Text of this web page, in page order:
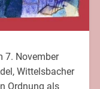
7. November
Wittelsbacher
Ordnung als